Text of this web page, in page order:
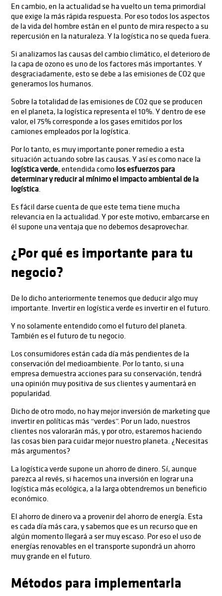
En cambio, en la actualidad se ha vuelto un tema primordial
que exige la más rápida respuesta. Por eso todos los aspectos
de la vida del hombre están en el punto de mira respecto a su
repercusión en la naturaleza. Y la logística no se queda fuera.
Si analizamos las causas del cambio climático, el deterioro de
la capa de ozono es uno de los factores más importantes. Y
desgraciadamente, esto se debe a las emisiones de CO2 que
generamos los humanos.
Sobre la totalidad de las emisiones de CO2 que se producen
en el planeta, la logística representa el 10%. Y dentro de ese
valor, el 75% corresponde a los gases emitidos por los
camiones empleados por la logística.
Por lo tanto, es muy importante poner remedio a esta
situación actuando sobre las causas. Y así es como nace la
logística verde, entendida como los esfuerzos para
determinar y reducir al mínimo el impacto ambiental de la
logística
Es fácil darse cuenta de que este tema tiene mucha
relevancia en la actualidad. Y por este motivo, embarcarse en
él supone una ventaja que no debemos desaprovechar.
¿Por qué es importante para tu
negocio?
De lo dicho anteriormente tenemos que deducir algo muy
importante. Invertir en logística verde es invertir en el futuro.
Y no solamente entendido como el futuro del planeta.
También es el futuro de tu negocio.
Los consumidores están cada día más pendientes de la
conservación del medioambiente. Por lo tanto, si una
empresa demuestra acciones para su conservación, tendrá
una opinión muy positiva de sus clientes y aumentará en
popularidad.
Dicho de otro modo, no hay mejor inversión de marketing que
invertir en políticas más “verdes”. Por un lado, nuestros
clientes nos valorarán más, y por otro, estaremos haciendo
las cosas bien para cuidar mejor nuestro planeta. ¿Necesitas
más argumentos?
La logística verde supone un ahorro de dinero. Sí, aunque
parezca al revés, si hacemos una inversión en lograr una
logística más ecológica, a la larga obtendremos un beneficio
económico.
El ahorro de dinero va a provenir del ahorro de energía. Esta
es cada día más cara, y sabemos que es un recurso que en
algún momento llegará a ser muy escaso. Por eso el uso de
energías renovables en el transporte supondrá un ahorro
muy grande en el futuro.
Métodos para implementarla